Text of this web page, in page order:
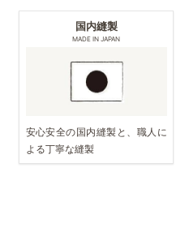
国内縫製
MADE IN JAPAN
安心安全の国内縫製と、職人に
よる丁寧な縫製